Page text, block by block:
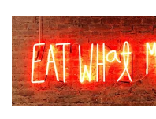
Skip
content